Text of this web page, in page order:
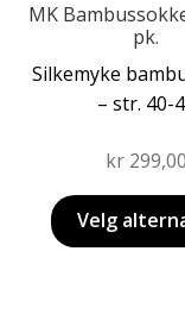
MK
pk.
Silkemyke
– str. 40-
kr299,00
Velg